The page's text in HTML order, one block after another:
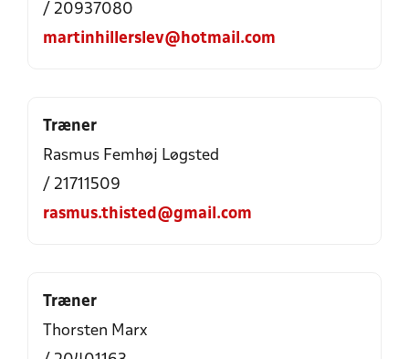
/ 20937080
martinhillerslev@hotmail.com
Træner
Rasmus Femhøj Løgsted
/ 21711509
rasmus.thisted@gmail.com
Træner
Thorsten Marx